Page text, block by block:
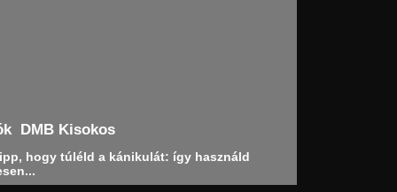
DMB Kisokos
hogy túléld a kánikulát: így használd